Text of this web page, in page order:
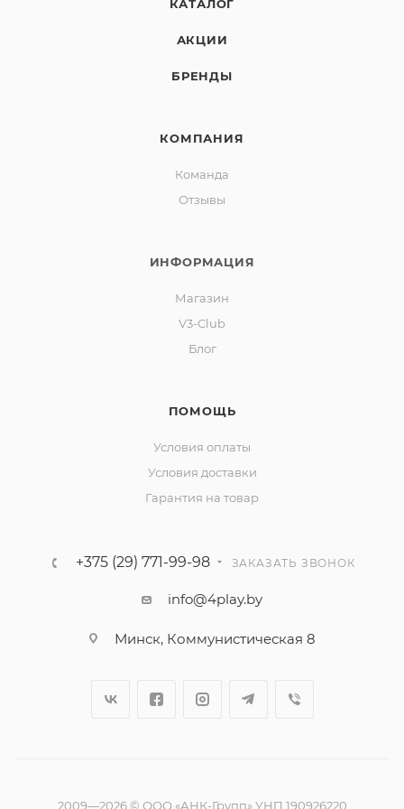
КАТАЛОГ
АКЦИИ
БРЕНДЫ
КОМПАНИЯ
Команда
Отзывы
ИНФОРМАЦИЯ
Магазин
V3-Club
Блог
ПОМОЩЬ
Условия оплаты
Условия доставки
Гарантия на товар
+375 (29) 771-99-98 ЗАКАЗАТЬ ЗВОНОК
info@4play.by
Минск, Коммунистическая 8
2009—2026 © ООО «АНК-Групп» УНП 190926220